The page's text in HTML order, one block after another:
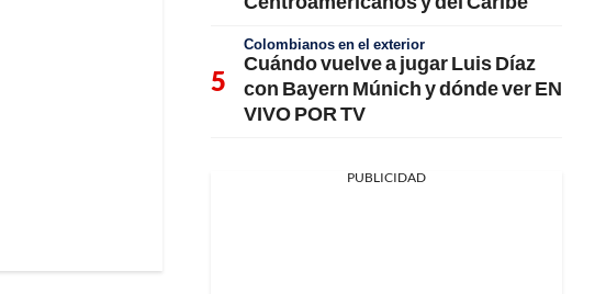
Colombianos en el exterior
Cuándo vuelve a jugar Luis Díaz
con Bayern Múnich y dónde ver EN
VIVO POR TV
PUBLICIDAD